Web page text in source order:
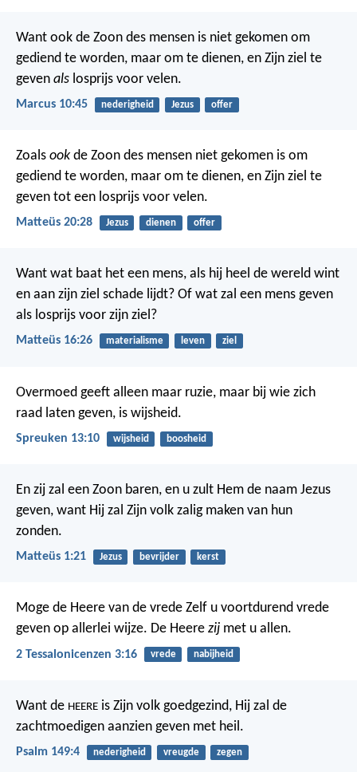
Want ook de Zoon des mensen is niet gekomen om
gediend te worden, maar om te dienen, en Zijn ziel te
geven als losprijs voor velen.
Marcus 10:45 nederigheid Jezus offer
Zoals ook de Zoon des mensen niet gekomen is om
gediend te worden, maar om te dienen, en Zijn ziel te
geven tot een losprijs voor velen.
Matteüs 20:28 Jezus dienen offer
Want wat baat het een mens, als hij heel de wereld wint
en aan zijn ziel schade lijdt? Of wat zal een mens geven
als losprijs voor zijn ziel?
Matteüs 16:26 materialisme leven ziel
Overmoed geeft alleen maar ruzie, maar bij wie zich
raad laten geven, is wijsheid.
Spreuken 13:10 wijsheid boosheid
En zij zal een Zoon baren, en u zult Hem de naam Jezus
geven, want Hij zal Zijn volk zalig maken van hun
zonden.
Matteüs 1:21 Jezus bevrijder kerst
Moge de Heere van de vrede Zelf u voortdurend vrede
geven op allerlei wijze. De Heere zij met u allen.
2 Tessalonicenzen 3:16 vrede nabijheid
Want de HEERE is Zijn volk goedgezind, Hij zal de
zachtmoedigen aanzien geven met heil.
Psalm 149:4 nederigheid vreugde zegen